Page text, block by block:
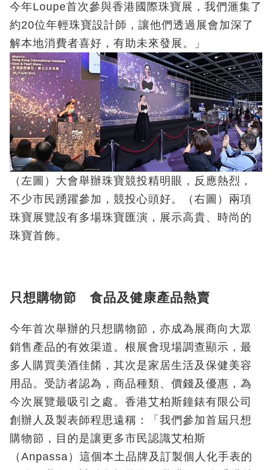
今年Loupe首次參與香港國際珠寶展，我們滙集了
約20位年輕珠寶設計師，讓他們透過展會加深了
解本地消費者喜好，有助未來發展。」
（左圖）大會舉辦珠寶競投精明眼，反應熱烈，
不少市民踴躍參加，競投心頭好。（右圖）兩項
珠寶展覽設有多場珠寶匯演，展示高貴、時尚的
珠寶首飾。
只想購物節 食品及健康產品熱賣
今年首次舉辦的只想購物節，亦成為展商向大眾
銷售產品的有效渠道。根展會現場調查顯示，最
多人購買美酒佳餚，其次是家居生活及保健美容
用品。受訪者認為，商品種類、價錢及優惠，為
今次展覽最吸引之處。香港艾柏斯鐘錶有限公司
創辦人及製表師程思遠稱：「我們參加首屆只想
購物節，目的是讓更多市民認識艾柏斯
（Anpassa）這個本土品牌及訂製個人化手表的